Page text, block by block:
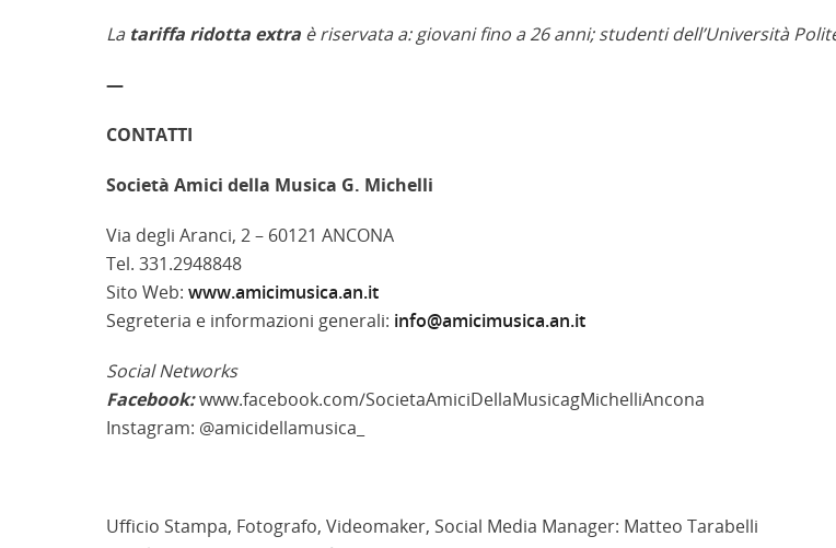
La tariffa ridotta extra è riservata a: giovani fino a 26 anni; studenti dell’Università
—
CONTATTI
Società Amici della Musica G. Michelli
Via degli Aranci, 2 – 60121 ANCONA
Tel. 331.2948848
Sito Web: www.amicimusica.an.it
Segreteria e informazioni generali: info@amicimusica.an.it
Social Networks
Facebook:www.facebook.com/SocietaAmiciDellaMusicagMichelliAncona
Instagram: @amicidellamusica_
Ufficio Stampa, Fotografo, Videomaker, Social Media Manager: Matteo Tarabelli